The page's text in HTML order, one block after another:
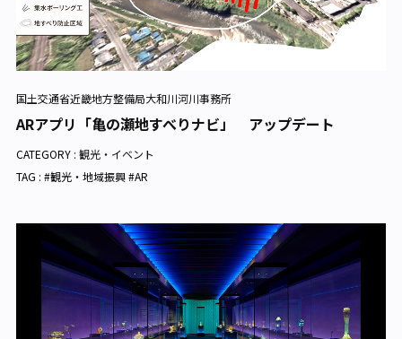
国土交通省近畿地方整備局大和川河川事務所
ARアプリ「亀の瀬地すべりナビ」 アップデート
CATEGORY : 観光・イベント
TAG : #観光・地域振興 #AR